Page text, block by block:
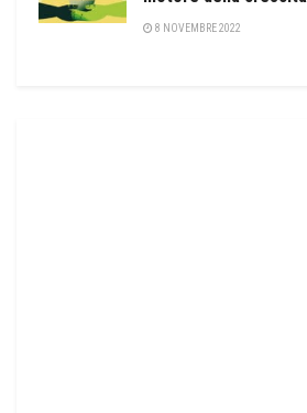
8 NOVEMBRE 2022